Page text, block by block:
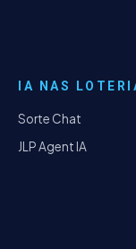
IA NAS
Sorte Chat
JLP Agent IA